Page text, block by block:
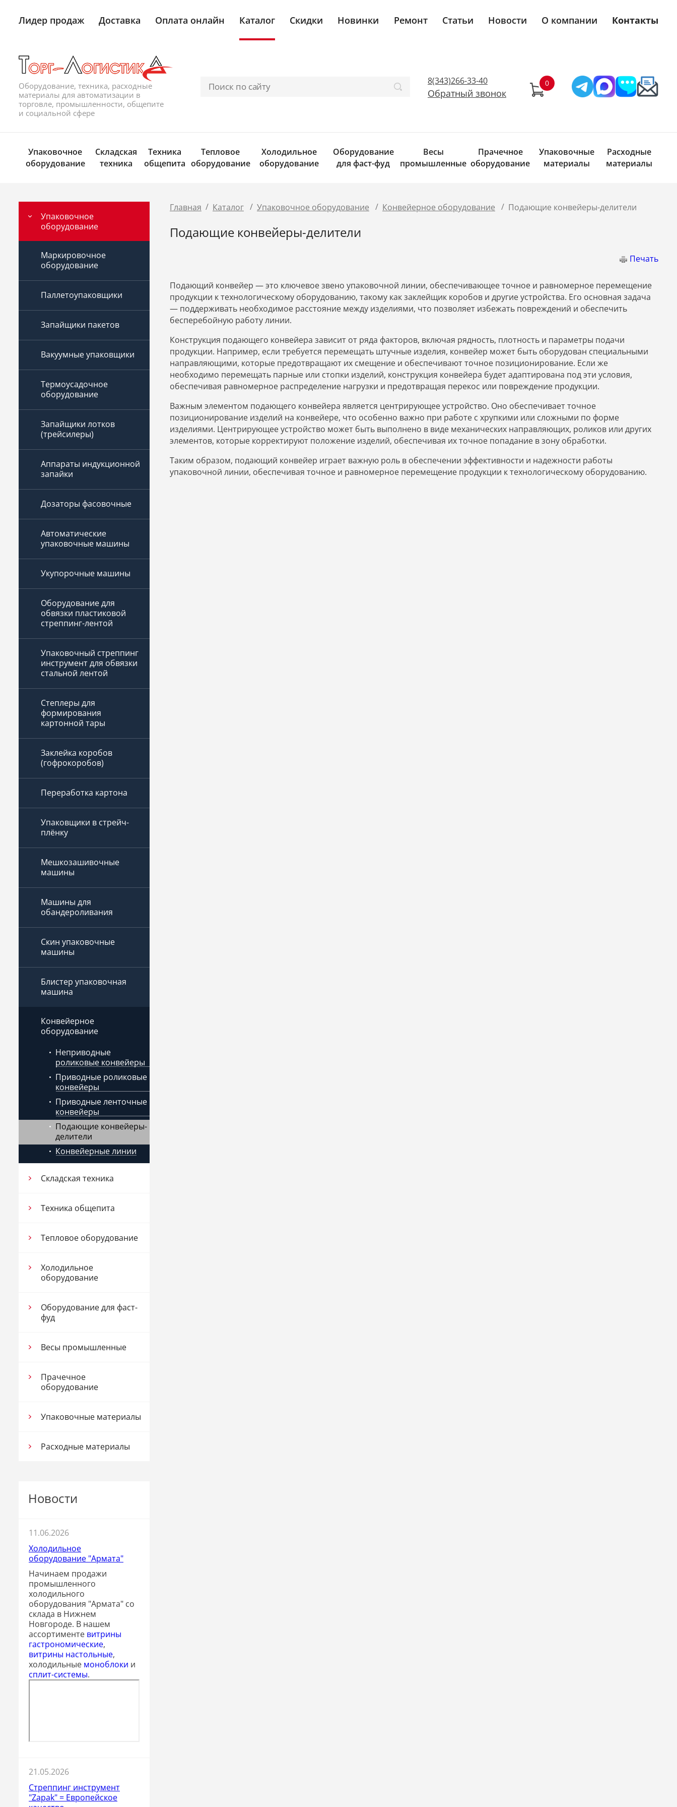
Лидер продаж Доставка Оплата онлайн Каталог Скидки Новинки Ремонт Статьи Новости О компании Контакты
Оборудование, техника, расходные
материалы для автоматизации в
торговле, промышленности, общепите
и социальной сфере
8(343)266-33-40
Обратный звонок
Упаковочное
оборудование
Складская
техника
Техника
общепита
Тепловое
оборудование
Холодильное
оборудование
Оборудование
для фаст-фуд
Весы
промышленные
Прачечное
оборудование
Упаковочные
материалы
Расходные
материалы
Упаковочное
оборудование
Маркировочное
оборудование
Паллетоупаковщики
Запайщики пакетов
Вакуумные упаковщики
Термоусадочное
оборудование
Запайщики лотков
(трейсилеры)
Аппараты индукционной
запайки
Дозаторы фасовочные
Автоматические
упаковочные машины
Укупорочные машины
Оборудование для
обвязки пластиковой
стреппинг-лентой
Упаковочный стреппинг
инструмент для обвязки
стальной лентой
Степлеры для
формирования
картонной тары
Заклейка коробов
(гофрокоробов)
Переработка картона
Упаковщики в стрейч-
плёнку
Мешкозашивочные
машины
Машины для
обандероливания
Скин упаковочные
машины
Блистер упаковочная
машина
Конвейерное
оборудование
Неприводные
роликовые конвейеры
Приводные роликовые
конвейеры
Приводные ленточные
конвейеры
Подающие конвейеры-
делители
Конвейерные линии
Складская техника
Техника общепита
Тепловое оборудование
Холодильное
оборудование
Оборудование для фаст-
фуд
Весы промышленные
Прачечное
оборудование
Упаковочные материалы
Расходные материалы
Новости
11.06.2026
Холодильное
оборудование "Армата"
Начинаем продажи
промышленного
холодильного
оборудования "Армата" со
склада в Нижнем
Новгороде. В нашем
ассортименте витрины
гастрономические,
витрины настольные,
холодильные моноблоки и
сплит-системы.
21.05.2026
Стреппинг инструмент
"Zapak" = Европейское
Главная / Каталог / Упаковочное оборудование / Конвейерное оборудование / Подающие конвейеры-делители
Подающие конвейеры-делители
Печать
Подающий конвейер — это ключевое звено упаковочной линии, обеспечивающее точное и равномерное перемещение
продукции к технологическому оборудованию, такому как заклейщик коробов и другие устройства. Его основная задача
— поддерживать необходимое расстояние между изделиями, что позволяет избежать повреждений и обеспечить
бесперебойную работу линии.
Конструкция подающего конвейера зависит от ряда факторов, включая рядность, плотность и параметры подачи
продукции. Например, если требуется перемещать штучные изделия, конвейер может быть оборудован специальными
направляющими, которые предотвращают их смещение и обеспечивают точное позиционирование. Если же
необходимо перемещать парные или стопки изделий, конструкция конвейера будет адаптирована под эти условия,
обеспечивая равномерное распределение нагрузки и предотвращая перекос или повреждение продукции.
Важным элементом подающего конвейера является центрирующее устройство. Оно обеспечивает точное
позиционирование изделий на конвейере, что особенно важно при работе с хрупкими или сложными по форме
изделиями. Центрирующее устройство может быть выполнено в виде механических направляющих, роликов или других
элементов, которые корректируют положение изделий, обеспечивая их точное попадание в зону обработки.
Таким образом, подающий конвейер играет важную роль в обеспечении эффективности и надежности работы
упаковочной линии, обеспечивая точное и равномерное перемещение продукции к технологическому оборудованию.